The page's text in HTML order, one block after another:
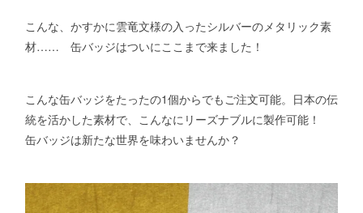
こんな、かすかに雲竜文様の入ったシルバーのメタリック素
材…… 缶バッジはついにここまで来ました！
こんな缶バッジをたったの1個からでもご注文可能。日本の伝
統を活かした素材で、こんなにリーズナブルに製作可能！
缶バッジは新たな世界を味わいませんか？